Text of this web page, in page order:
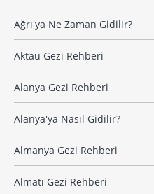
Ağrı'ya Ne Zaman Gidilir?
Aktau Gezi Rehberi
Alanya Gezi Rehberi
Alanya'ya Nasıl Gidilir?
Almanya Gezi Rehberi
Almatı Gezi Rehberi